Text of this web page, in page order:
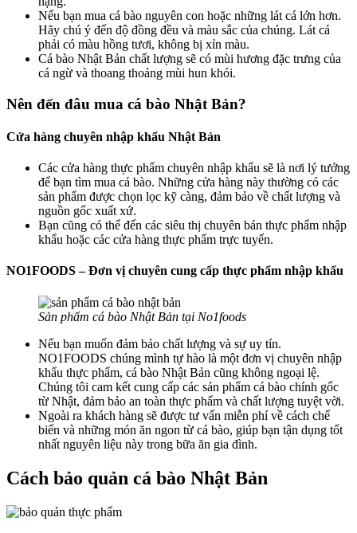
Nếu bạn mua cá bào nguyên con hoặc những lát cá lớn hơn.
Hãy chú ý đến độ đồng đều và màu sắc của chúng. Lát cá
phải có màu hồng tươi, không bị xỉn màu.
Cá bào Nhật Bản chất lượng sẽ có mùi hương đặc trưng của
cá ngừ và thoang thoảng mùi hun khói.
Nên đến đâu mua cá bào Nhật Bản?
Cửa hàng chuyên nhập khẩu Nhật Bản
Các cửa hàng thực phẩm chuyên nhập khẩu sẽ là nơi lý tưởng
để bạn tìm mua cá bào. Những cửa hàng này thường có các
sản phẩm được chọn lọc kỹ càng, đảm bảo về chất lượng và
nguồn gốc xuất xứ.
Bạn cũng có thể đến các siêu thị chuyên bán thực phẩm nhập
khẩu hoặc các cửa hàng thực phẩm trực tuyến.
NO1FOODS – Đơn vị chuyên cung cấp thực phẩm nhập khẩu
Sản phẩm cá bào Nhật Bản tại No1foods
Nếu bạn muốn đảm bảo chất lượng và sự uy tín.
NO1FOODS chúng mình tự hào là một đơn vị chuyên nhập
khẩu thực phẩm, cá bào Nhật Bản cũng không ngoại lệ.
Chúng tôi cam kết cung cấp các sản phẩm cá bào chính gốc
từ Nhật, đảm bảo an toàn thực phẩm và chất lượng tuyệt vời.
Ngoài ra khách hàng sẽ được tư vấn miễn phí về cách chế
biến và những món ăn ngon từ cá bào, giúp bạn tận dụng tốt
nhất nguyên liệu này trong bữa ăn gia đình.
Cách bảo quản cá bào Nhật Bản